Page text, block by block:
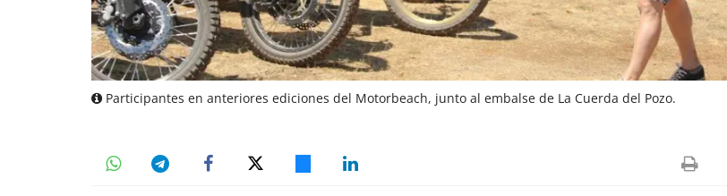
Participantes en anteriores ediciones del Motorbeach, junto al embalse de La Cuerda del Pozo.